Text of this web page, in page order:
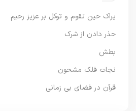
یراک حین تقوم و توکل بر عزیز رحیم
حذر دادن از شرک
بطش
نجات فلک مشحون
قرآن در فضای بی زمانی